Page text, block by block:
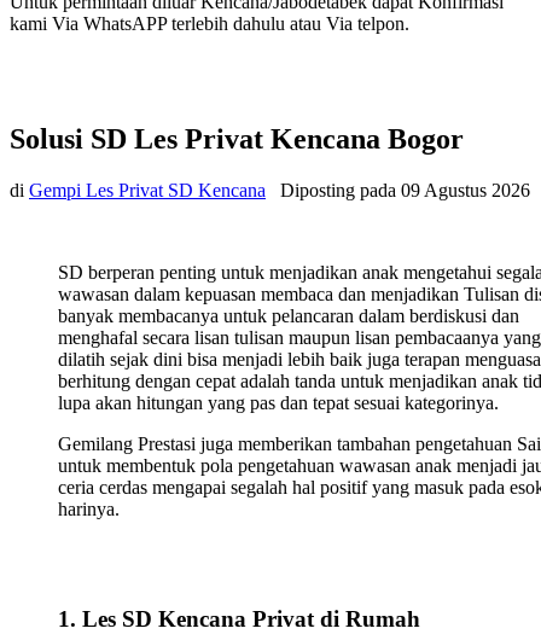
kami Via WhatsAPP terlebih dahulu atau Via telpon.
Solusi SD Les Privat Kencana Bogor
di Gempi Les Privat SD Kencana Diposting pada 09 Agustus 2026
SD berperan penting untuk menjadikan anak mengetahui
wawasan dalam kepuasan membaca dan menjadikan Tulisan
banyak membacanya untuk pelancaran dalam berdiskusi dan
menghafal secara lisan tulisan maupun lisan pembacaanya yang
dilatih sejak dini bisa menjadi lebih baik juga terapan
berhitung dengan cepat adalah tanda untuk menjadikan anak
lupa akan hitungan yang pas dan tepat sesuai kategorinya.
Gemilang Prestasi juga memberikan tambahan pengetahuan
untuk membentuk pola pengetahuan wawasan anak menjadi
ceria cerdas mengapai segalah hal positif yang masuk pada
harinya.
1. Les SD Kencana Privat di Rumah